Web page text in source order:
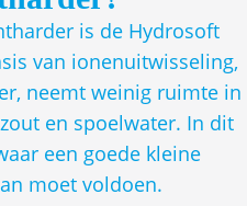
is de Hydrosoft
van ionenuitwisseling,
neemt weinig ruimte in
en spoelwater. In dit
een goede kleine
moet voldoen.